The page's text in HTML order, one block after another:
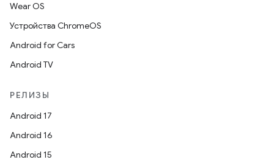
Wear OS
Устройства ChromeOS
Android for Cars
Android TV
РЕЛИЗЫ
Android 17
Android 16
Android 15